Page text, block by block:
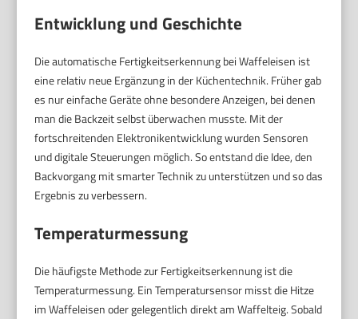
Entwicklung und Geschichte
Die automatische Fertigkeitserkennung bei Waffeleisen ist
eine relativ neue Ergänzung in der Küchentechnik. Früher gab
es nur einfache Geräte ohne besondere Anzeigen, bei denen
man die Backzeit selbst überwachen musste. Mit der
fortschreitenden Elektronikentwicklung wurden Sensoren
und digitale Steuerungen möglich. So entstand die Idee, den
Backvorgang mit smarter Technik zu unterstützen und so das
Ergebnis zu verbessern.
Temperaturmessung
Die häufigste Methode zur Fertigkeitserkennung ist die
Temperaturmessung. Ein Temperatursensor misst die Hitze
im Waffeleisen oder gelegentlich direkt am Waffelteig. Sobald